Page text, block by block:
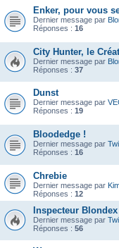
Enker, pour vous
Dernier message par
Réponses : 16
City Hunter, le
Dernier message par
Réponses : 37
Dunst
Dernier message par
Réponses : 19
Bloodedge !
Dernier message par
Réponses : 16
Chrebie
Dernier message par
Réponses : 12
Inspecteur Blondex
Dernier message par
Réponses : 56